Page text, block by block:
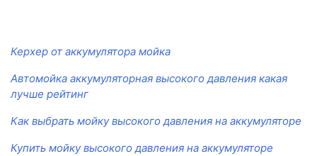
Керхер от аккумулятора мойка
Автомойка аккумуляторная высокого давления какая
лучше рейтинг
Как выбрать мойку высокого давления на аккумуляторе
Купить мойку высокого давления на аккумуляторе